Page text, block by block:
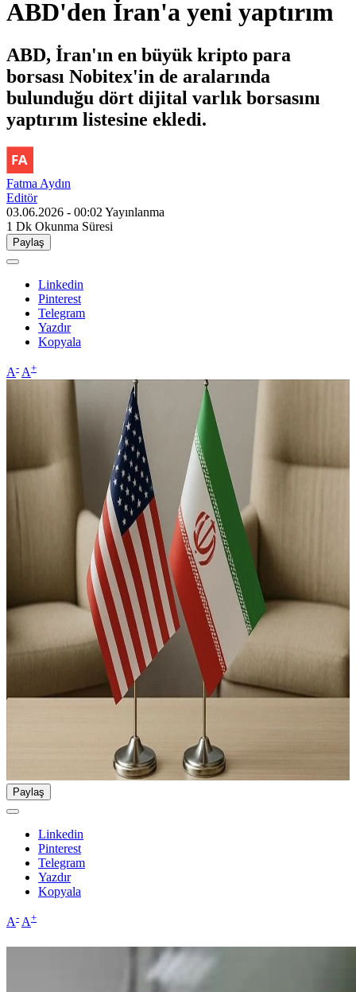
ABD'den İran'a yeni yaptırım
ABD, İran'ın en büyük kripto para
borsası Nobitex'in de aralarında
bulunduğu dört dijital varlık borsasını
yaptırım listesine ekledi.
Fatma Aydın
Editör
03.06.2026 - 00:02 Yayınlanma
1 Dk Okunma Süresi
Paylaş
Linkedin
Pinterest
Telegram
Yazdır
Kopyala
A- A+
Paylaş
Linkedin
Pinterest
Telegram
Yazdır
Kopyala
A- A+